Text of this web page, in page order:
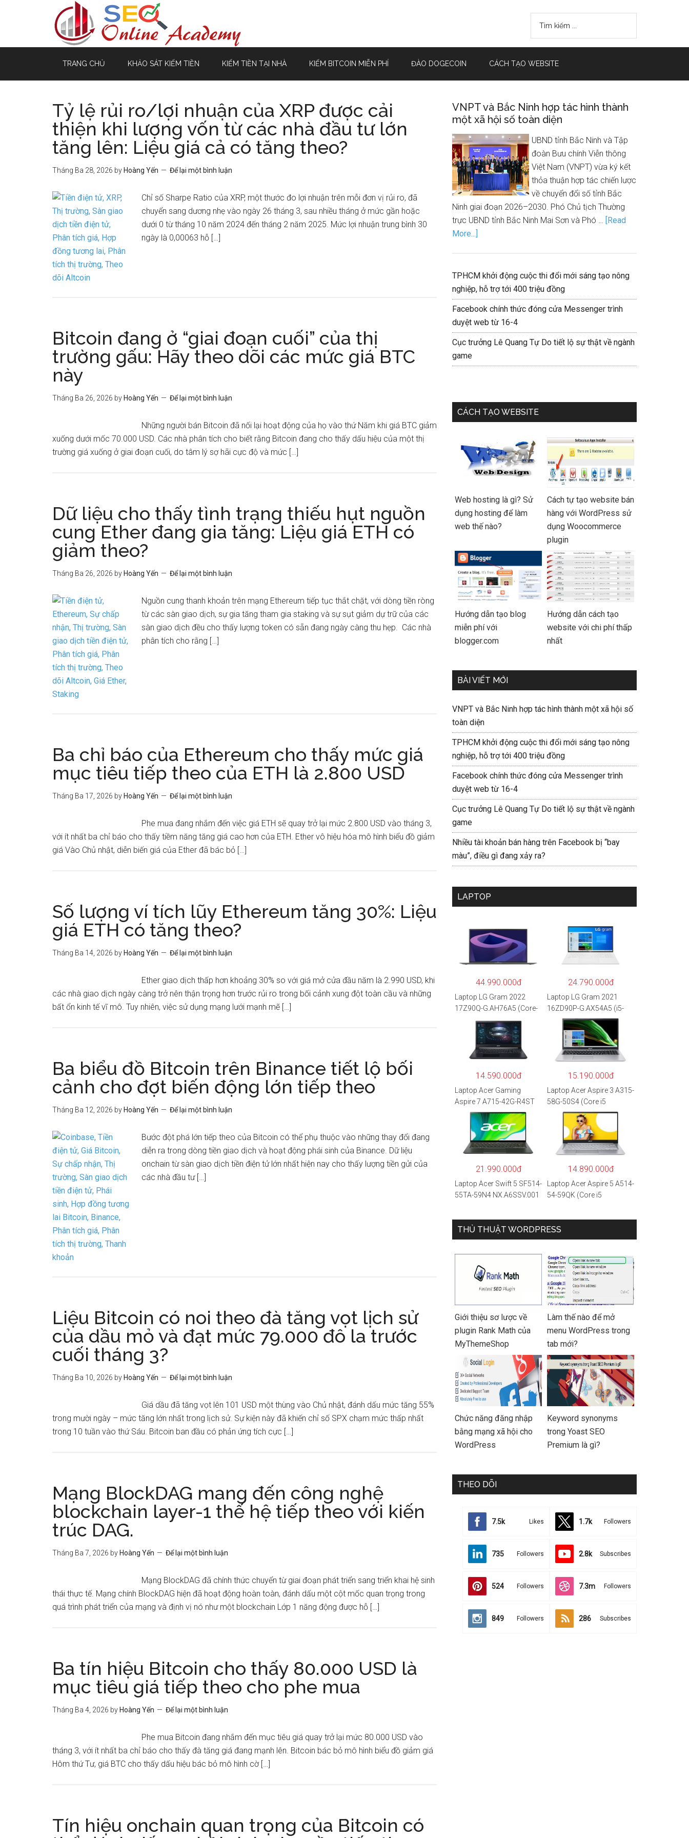
TRANG CHỦ KHẢO SÁT KIẾM TIỀN KIẾM TIỀN TẠI NHÀ KIẾM BITCOIN MIỄN PHÍ ĐÀO DOGECOIN CÁCH TẠO WEBSITE
Tỷ lệ rủi ro/lợi nhuận của XRP được cải
thiện khi lượng vốn từ các nhà đầu tư lớn
tăng lên: Liệu giá cả có tăng theo?
Tháng Ba 28, 2026 by Hoàng Yến Để lại một bình luận
Chỉ số Sharpe Ratio của XRP, một thước đo lợi nhuận trên mỗi đơn vị rủi ro, đã
chuyển sang dương nhẹ vào ngày 26 tháng 3, sau nhiều tháng ở mức gần hoặc
dưới 0 từ tháng 10 năm 2024 đến tháng 2 năm 2025. Mức lợi nhuận trung bình 30
ngày là 0,00063 hỗ […]
Bitcoin đang ở “giai đoạn cuối” của thị
trường gấu: Hãy theo dõi các mức giá BTC
này
Tháng Ba 26, 2026 by Hoàng Yến Để lại một bình luận
Những người bán Bitcoin đã nối lại hoạt động của họ vào thứ Năm khi giá BTC giảm
xuống dưới mốc 70.000 USD. Các nhà phân tích cho biết rằng Bitcoin đang cho thấy dấu hiệu của một thị
trường giá xuống ở giai đoạn cuối, do tâm lý sợ hãi cực độ và mức […]
Dữ liệu cho thấy tình trạng thiếu hụt nguồn
cung Ether đang gia tăng: Liệu giá ETH có
giảm theo?
Tháng Ba 26, 2026 by Hoàng Yến Để lại một bình luận
Nguồn cung thanh khoản trên mạng Ethereum tiếp tục thắt chặt, với dòng tiền ròng
từ các sàn giao dịch, sự gia tăng tham gia staking và sự sụt giảm dự trữ của các
sàn giao dịch đều cho thấy lượng token có sẵn đang ngày càng thu hẹp. Các nhà
phân tích cho rằng […]
Ba chỉ báo của Ethereum cho thấy mức giá
mục tiêu tiếp theo của ETH là 2.800 USD
Tháng Ba 17, 2026 by Hoàng Yến Để lại một bình luận
Phe mua đang nhắm đến việc giá ETH sẽ quay trở lại mức 2.800 USD vào tháng 3,
với ít nhất ba chỉ báo cho thấy tiềm năng tăng giá cao hơn của ETH. Ether vô hiệu hóa mô hình biểu đồ giảm
giá Vào Chủ nhật, diễn biến giá của Ether đã bác bỏ […]
Số lượng ví tích lũy Ethereum tăng 30%: Liệu
giá ETH có tăng theo?
Tháng Ba 14, 2026 by Hoàng Yến Để lại một bình luận
Ether giao dịch thấp hơn khoảng 30% so với giá mở cửa đầu năm là 2.990 USD, khi
các nhà giao dịch ngày càng trở nên thận trọng hơn trước rủi ro trong bối cảnh xung đột toàn cầu và những
bất ổn kinh tế vĩ mô. Tuy nhiên, việc sử dụng mạng lưới mạnh mẽ […]
Ba biểu đồ Bitcoin trên Binance tiết lộ bối
cảnh cho đợt biến động lớn tiếp theo
Tháng Ba 12, 2026 by Hoàng Yến Để lại một bình luận
Bước đột phá lớn tiếp theo của Bitcoin có thể phụ thuộc vào những thay đổi đang
diễn ra trong dòng tiền giao dịch và hoạt động phái sinh của Binance. Dữ liệu
onchain từ sàn giao dịch tiền điện tử lớn nhất hiện nay cho thấy lượng tiền gửi của
các nhà đầu tư […]
Liệu Bitcoin có noi theo đà tăng vọt lịch sử
của dầu mỏ và đạt mức 79.000 đô la trước
cuối tháng 3?
Tháng Ba 10, 2026 by Hoàng Yến Để lại một bình luận
Giá dầu đã tăng vọt lên 101 USD một thùng vào Chủ nhật, đánh dấu mức tăng 55%
trong mười ngày – mức tăng lớn nhất trong lịch sử. Sự kiện này đã khiến chỉ số SPX chạm mức thấp nhất
trong 10 tuần vào thứ Sáu. Bitcoin ban đầu có phản ứng tích cực […]
Mạng BlockDAG mang đến công nghệ
blockchain layer-1 thế hệ tiếp theo với kiến ​​
trúc DAG.
Tháng Ba 7, 2026 by Hoàng Yến Để lại một bình luận
Mạng BlockDAG đã chính thức chuyển từ giai đoạn phát triển sang triển khai hệ sinh
thái thực tế. Mạng chính BlockDAG hiện đã hoạt động hoàn toàn, đánh dấu một cột mốc quan trọng trong
quá trình phát triển của mạng và định vị nó như một blockchain Lớp 1 năng động được hỗ […]
Ba tín hiệu Bitcoin cho thấy 80.000 USD là
mục tiêu giá tiếp theo cho phe mua
Tháng Ba 4, 2026 by Hoàng Yến Để lại một bình luận
Phe mua Bitcoin đang nhắm đến mục tiêu giá quay trở lại mức 80.000 USD vào
tháng 3, với ít nhất ba chỉ báo cho thấy đà tăng giá đang mạnh lên. Bitcoin bác bỏ mô hình biểu đồ giảm giá
Hôm thứ Tư, giá BTC cho thấy dấu hiệu bác bỏ mô hình cờ […]
Tín hiệu onchain quan trọng của Bitcoin có
VNPT và Bắc Ninh hợp tác hình thành
một xã hội số toàn diện
UBND tỉnh Bắc Ninh và Tập
đoàn Bưu chính Viễn thông
Việt Nam (VNPT) vừa ký kết
thỏa thuận hợp tác chiến lược
về chuyển đổi số tỉnh Bắc
Ninh giai đoạn 2026–2030. Phó Chủ tịch Thường
trực UBND tỉnh Bắc Ninh Mai Sơn và Phó … [Read
More...]
TPHCM khởi động cuộc thi đổi mới sáng tạo nông
nghiệp, hỗ trợ tới 400 triệu đồng
Facebook chính thức đóng cửa Messenger trình
duyệt web từ 16-4
Cục trưởng Lê Quang Tự Do tiết lộ sự thật về ngành
game
CÁCH TẠO WEBSITE
Web hosting là gì? Sử
dụng hosting để làm
web thế nào?
Cách tự tạo website bán
hàng với WordPress sử
dụng Woocommerce
plugin
Hướng dẫn tạo blog
miễn phí với
blogger.com
Hướng dẫn cách tạo
website với chi phí thấp
nhất
BÀI VIẾT MỚI
VNPT và Bắc Ninh hợp tác hình thành một xã hội số
toàn diện
TPHCM khởi động cuộc thi đổi mới sáng tạo nông
nghiệp, hỗ trợ tới 400 triệu đồng
Facebook chính thức đóng cửa Messenger trình
duyệt web từ 16-4
Cục trưởng Lê Quang Tự Do tiết lộ sự thật về ngành
game
Nhiều tài khoản bán hàng trên Facebook bị “bay
màu”, điều gì đang xảy ra?
LAPTOP
44.990.000đ
Laptop LG Gram 2022
17Z90Q-G.AH76A5 (Core-
1260P/16GB/512GB/17″
WQXGA/Win 11/Xám)
24.790.000đ
Laptop LG Gram 2021
16ZD90P-G.AX54A5 (i5-
1135G7/8GB RAM/512GB
SSD/16″WQXGA/Dos/Trắ
14.590.000đ
Laptop Acer Gaming
Aspire 7 A715-42G-R4ST
NH.QAYSV.004 (R5
5500U/8GB RAM/256GB
SSD/15.6″FHD
IPS/GTX1650 4GB/Win10)
15.190.000đ
Laptop Acer Aspire 3 A315-
58G-50S4 (Core i5
1135G7/8GB
RAM/512GB/15.6″FHD/M
X350 2GB/Win 10/Bạc)
21.990.000đ
Laptop Acer Swift 5 SF514-
55TA-59N4 NX.A6SSV.001
SSD/14″FHD_Touch/Win1
0/Xanh) – Hàng chính
14.890.000đ
Laptop Acer Aspire 5 A514-
54-59QK (Core i5
11/Vàng)
THỦ THUẬT WORDPRESS
Giới thiệu sơ lược về
plugin Rank Math của
MyThemeShop
Làm thế nào để mở
menu WordPress trong
tab mới?
Chức năng đăng nhập
bằng mạng xã hội cho
WordPress
Keyword synonyms
trong Yoast SEO
Premium là gì?
THEO DÕI
7.5k Likes 1.7k Followers
735 Followers 2.8k Subscribes
524 Followers 7.3m Followers
849 Followers 286 Subscribes